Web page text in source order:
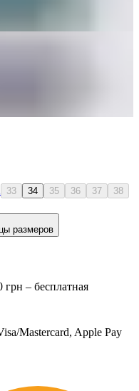
33 34 35 36 37
38
размеров
грн – бесплатная
Mastercard, Apple Pay